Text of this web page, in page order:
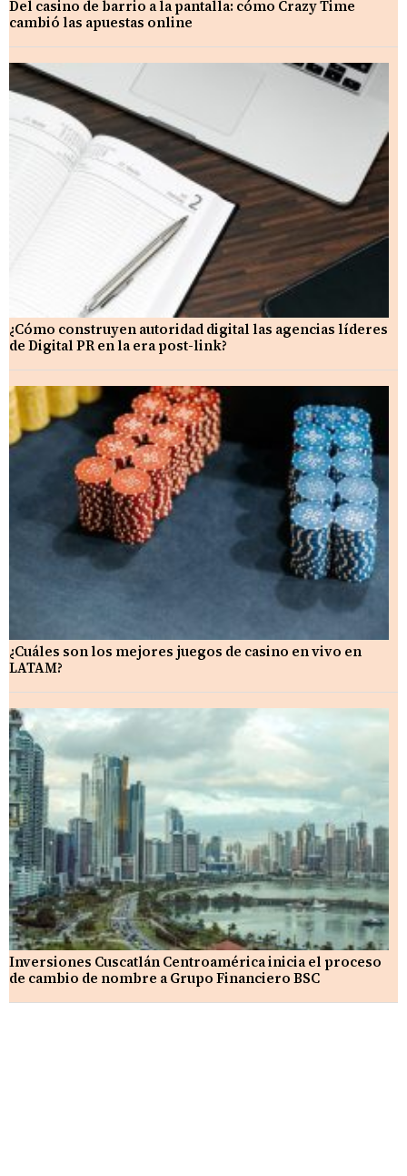
Del casino de barrio a la pantalla: cómo Crazy Time
cambió las apuestas online
¿Cómo construyen autoridad digital las agencias líderes
de Digital PR en la era post-link?
¿Cuáles son los mejores juegos de casino en vivo en
LATAM?
Inversiones Cuscatlán Centroamérica inicia el proceso
de cambio de nombre a Grupo Financiero BSC